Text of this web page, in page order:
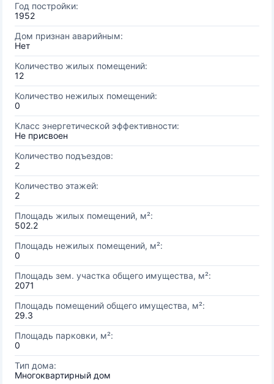
Год постройки:
1952
Дом признан аварийным:
Нет
Количество жилых помещений:
12
Количество нежилых помещений:
0
Класс энергетической эффективности:
Не присвоен
Количество подъездов:
2
Количество этажей:
2
Площадь жилых помещений, м²:
502.2
Площадь нежилых помещений, м²:
0
Площадь зем. участка общего имущества, м²:
2071
Площадь помещений общего имущества, м²:
29.3
Площадь парковки, м²:
0
Тип дома:
Многоквартирный дом